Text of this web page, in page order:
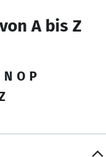
A bis Z
N O P